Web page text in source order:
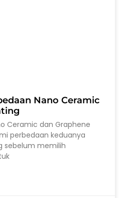
Nano Ceramic
Ceramic dan Graphene
perbedaan keduanya
sebelum memilih